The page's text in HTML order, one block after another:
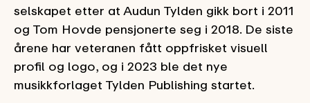
selskapet etter at Audun Tylden gikk bort i 2011
og Tom Hovde pensjonerte seg i 2018. De siste
årene har veteranen fått oppfrisket visuell
profil og logo, og i 2023 ble det nye
musikkforlaget Tylden Publishing startet.